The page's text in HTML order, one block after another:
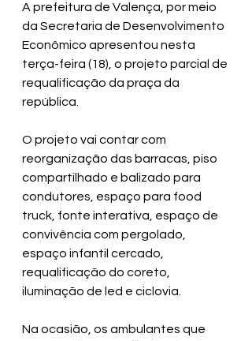
A prefeitura de Valença, por meio
da Secretaria de Desenvolvimento
Econômico apresentou nesta
terça-feira (18), o projeto parcial de
requalificação da praça da
república.
O projeto vai contar com
reorganização das barracas, piso
compartilhado e balizado para
condutores, espaço para food
truck, fonte interativa, espaço de
convivência com pergolado,
espaço infantil cercado,
requalificação do coreto,
iluminação de led e ciclovia.
Na ocasião, os ambulantes que